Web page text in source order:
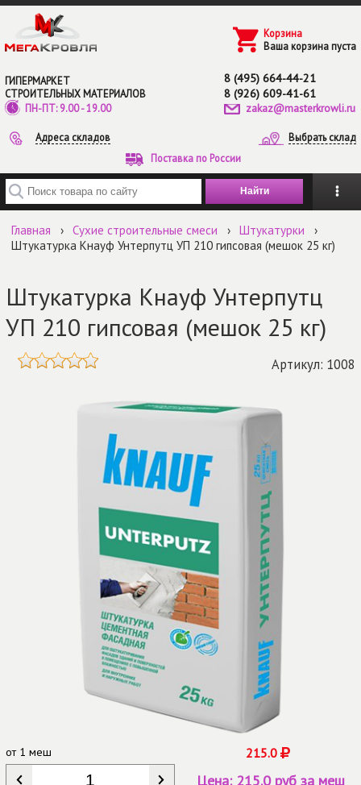
Перейти к основному содержанию
ГИПЕРМАРКЕТ
СТРОИТЕЛЬНЫХ МАТЕРИАЛОВ
ПН-ПТ: 9.00 - 19.00
8 (495) 664-44-21
8 (926) 609-41-61
zakaz@masterkrowli.ru
Адреса складов
Выбрать склад
Поставка по России
Корзина
Ваша корзина пуста
Введите ключевые слова для поиска
Главная › Сухие строительные смеси › Штукатурки
›
Штукатурка Кнауф Унтерпутц УП 210 гипсовая (мешок 25 кг)
Штукатурка Кнауф Унтерпутц
УП 210 гипсовая (мешок 25 кг)
Артикул: 1008
от1 меш 215.0
КОЛИЧЕСТВО Цена: 215.0 руб за меш